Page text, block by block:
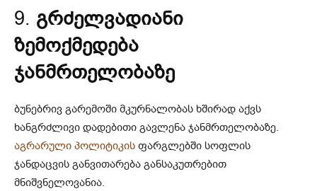
9. გრძელვადიანი
ზემოქმედება
ჯანმრთელობაზე
ბუნებრივ გარემოში მკურნალობას ხშირად აქვს
ხანგრძლივი დადებითი გავლენა ჯანმრთელობაზე.
აგრარული პოლიტიკის ფარგლებში სოფლის
ჯანდაცვის განვითარება განსაკუთრებით
მნიშვნელოვანია.